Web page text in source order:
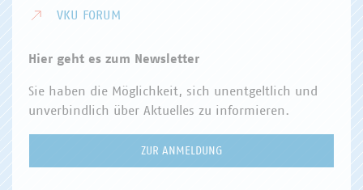
VKU FORUM
Hier geht es zum Newsletter
Sie haben die Möglichkeit, sich unentgeltlich und
unverbindlich über Aktuelles zu informieren.
ZUR ANMELDUNG